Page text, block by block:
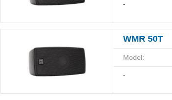
-
WMR 50T
Model:
-